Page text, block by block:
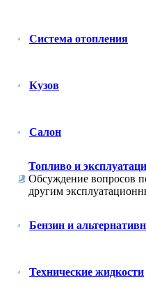
Система отопления
Кузов
Салон
Топливо и
Обсуждение вопросов
другим
Бензин и
Технические жидкости